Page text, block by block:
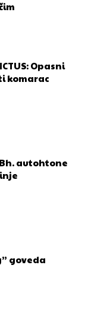
Opasni
komarac
Bh. autohtone
goveda